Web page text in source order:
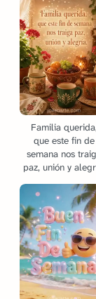
Familia
que este fin de
semana nos
paz, unión y